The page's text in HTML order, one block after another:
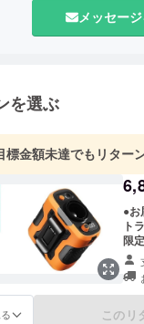
メッセー
を選ぶ
標金額未達でもリター
●お
ト
限
込） ※販売価格は送料込
ご
製
が
このリ